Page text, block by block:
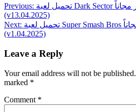
العاب وايفاي WIFI4Games
Post
navigation
Previous: تحميل لعبة Dark Sector للكمبيوتر من ميديا فاير مجاناً
(v13.04.2025)
Next: تحميل لعبة Super Smash Bros للكمبيوتر من ميديا فاير مجاناً
(v1.04.2025)
Leave a Reply
Your email address will not be published.
marked *
Comment *